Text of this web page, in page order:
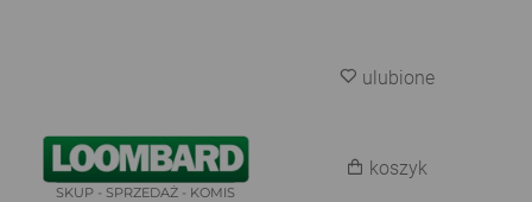
SKUP - SPRZEDAŻ - KOMIS
ulubione
koszyk